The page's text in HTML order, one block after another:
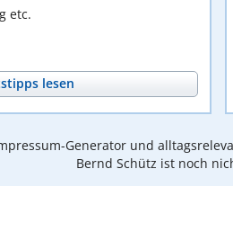
etc.
lesen
Generator und
Bernd Schütz ist noch